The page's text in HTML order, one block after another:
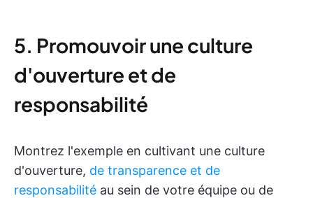
5. Promouvoir une culture
d'ouverture et de
responsabilité
Montrez l'exemple en cultivant une culture
d'ouverture, de transparence et de
responsabilité au sein de votre équipe ou de